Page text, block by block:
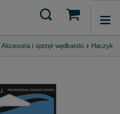
Akcesoria i sprzęt wędkarski Haczyki,